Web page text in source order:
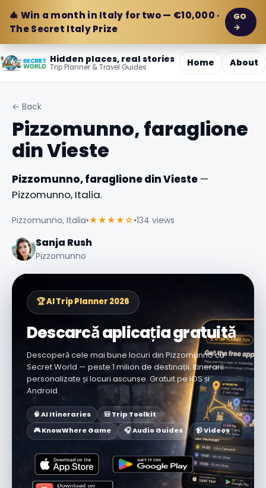
🎄 Win a month in Italy for two — €10,000 ·
The Secret Italy Prize
GO
→
Hidden places, real stories
Trip Planner & Travel Guides Home About
← Back
Pizzomunno, faraglione
din Vieste
Pizzomunno, faraglione din Vieste —
Pizzomunno, Italia.
Pizzomunno, Italia•★★★★☆•134 views
Sanja Rush
Pizzomunno
🏆 AI Trip Planner 2026
Descarcă aplicația gratuită
Descoperă cele mai bune locuri din Pizzomunno cu
Secret World — peste 1 milion de destinații. Itinerarii
personalizate și locuri ascunse. Gratuit pe iOS și
Android.
🧠 AI Itineraries
🎒 Trip Toolkit
🎮 KnowWhere Game
🎧 Audio Guides 📹 Videos